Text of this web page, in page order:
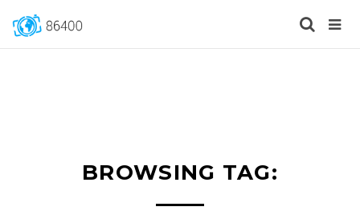
BROWSING TAG: